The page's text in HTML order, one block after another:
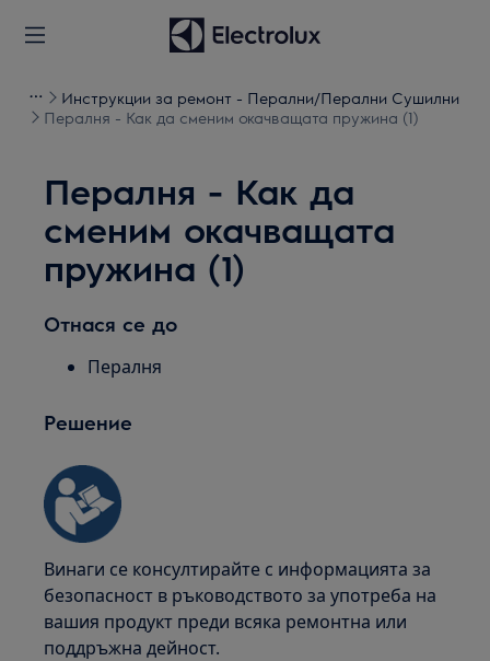
Инструкции за ремонт - Перални/Перални Сушилни
Пералня - Как да сменим окачващата пружина (1)
Пералня - Как да
сменим окачващата
пружина (1)
Отнася се до
Пералня
Решение
Винаги се консултирайте с информацията за
безопасност в ръководството за употреба на
вашия продукт преди всяка ремонтна или
поддръжна дейност.